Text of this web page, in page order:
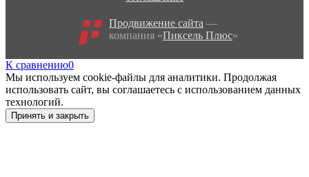
Продвижение сайта —
компания «Пиксель Плюс»
К сравнению0
Мы используем cookie-файлы для аналитики. Продолжая
использовать сайт, вы соглашаетесь с использованием данных
технологий.
Принять и закрыть